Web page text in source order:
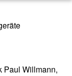
Paul Willmann,